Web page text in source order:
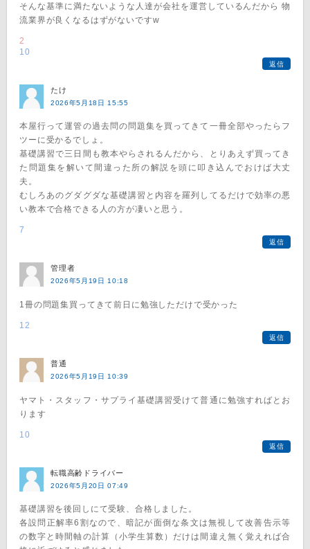
そんな基準に満たないような人達が会社を運営しているんだから 物
流業界が良くなるはずがないですw
2
10
返信
たけ
2026年5月18日 15:55
本屋行って運管の過去問の問題集を買ってきて一冊全部やったらフ
ツーに受かるでしょ。
基礎講習で三日間も教本やらされるんだから、とりあえず買ってき
た問題集を解いて間違った所の解説を頭に叩き込んでおけば大丈
夫。
むしろあのグダグダな基礎講習と内容を羅列してるだけで効率の悪
い教本で合格できる人の方が凄いと思う。
7
返信
管理者
2026年5月19日 10:18
1冊の問題集買ってきて前日に勉強しただけで受かった
12
返信
普通
2026年5月19日 10:39
ヤマト・スタッフ・サプライ基礎講習受けて普通に勉強すればとお
ります
10
返信
転職高齢ドライバー
2026年5月20日 07:49
基礎講習を後回しにて受験、合格しました。
各設問正解率6割なので、暗記が面倒な条文は無視して改善告示等
の数字と時間軸の計算（小学生算数）だけは間違え無く覚えれば合